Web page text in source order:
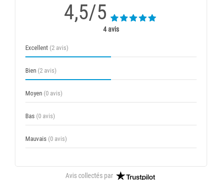
4,5/5
4 avis
Excellent (2 avis)
Bien (2 avis)
Moyen (0 avis)
Bas (0 avis)
Mauvais (0 avis)
Avis collectés par